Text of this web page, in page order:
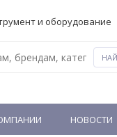
и оборудование
НОВОСТИ